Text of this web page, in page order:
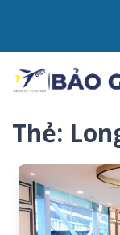
Chuyển đến phần
Thẻ: